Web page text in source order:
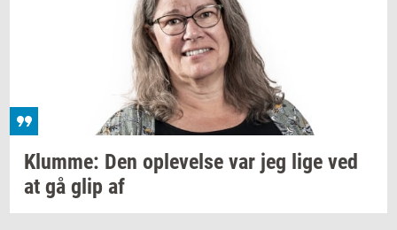
Klum­me: Den op­le­vel­se var jeg lige ved
at gå glip af